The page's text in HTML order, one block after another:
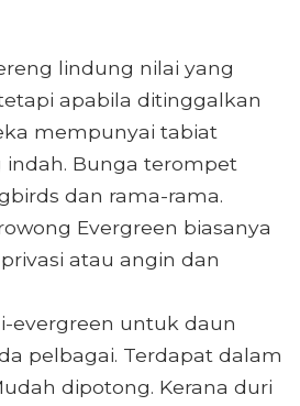
lindung nilai yang
apabila ditinggalkan
mempunyai tabiat
Bunga terompet
dan rama-rama.
Evergreen biasanya
atau angin dan
evergreen untuk daun
pelbagai. Terdapat dalam
dipotong. Kerana duri